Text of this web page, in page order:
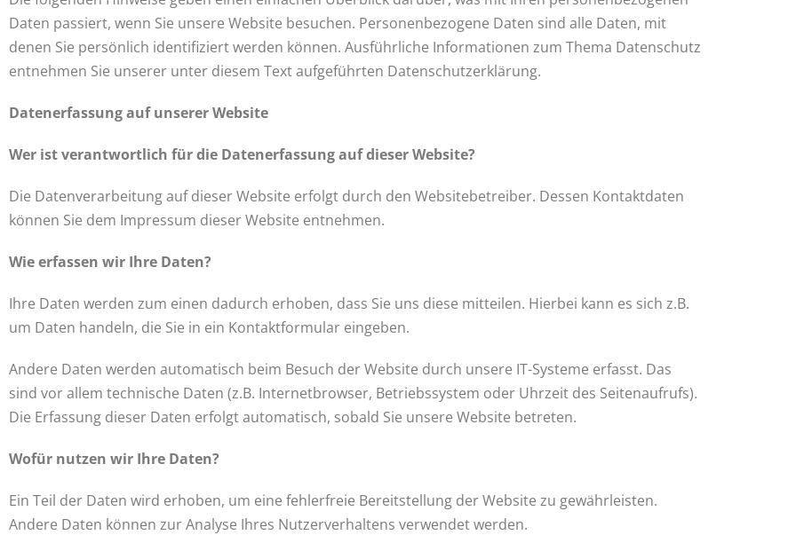
Daten passiert, wenn Sie unsere Website besuchen. Personenbezogene Daten sind alle Daten, mit
denen Sie persönlich identifiziert werden können. Ausführliche Informationen zum Thema Datenschutz
entnehmen Sie unserer unter diesem Text aufgeführten Datenschutzerklärung.
Datenerfassung auf unserer Website
Wer ist verantwortlich für die Datenerfassung auf dieser Website?
Die Datenverarbeitung auf dieser Website erfolgt durch den Websitebetreiber. Dessen Kontaktdaten
können Sie dem Impressum dieser Website entnehmen.
Wie erfassen wir Ihre Daten?
Ihre Daten werden zum einen dadurch erhoben, dass Sie uns diese mitteilen. Hierbei kann es sich z.B.
um Daten handeln, die Sie in ein Kontaktformular eingeben.
Andere Daten werden automatisch beim Besuch der Website durch unsere IT-Systeme erfasst. Das
sind vor allem technische Daten (z.B. Internetbrowser, Betriebssystem oder Uhrzeit des Seitenaufrufs).
Die Erfassung dieser Daten erfolgt automatisch, sobald Sie unsere Website betreten.
Wofür nutzen wir Ihre Daten?
Ein Teil der Daten wird erhoben, um eine fehlerfreie Bereitstellung der Website zu gewährleisten.
Andere Daten können zur Analyse Ihres Nutzerverhaltens verwendet werden.